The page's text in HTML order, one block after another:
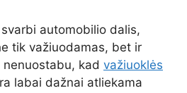
automobilio dalis,
tik važiuodamas, bet ir
kad važiuoklės
labai dažnai atliekama